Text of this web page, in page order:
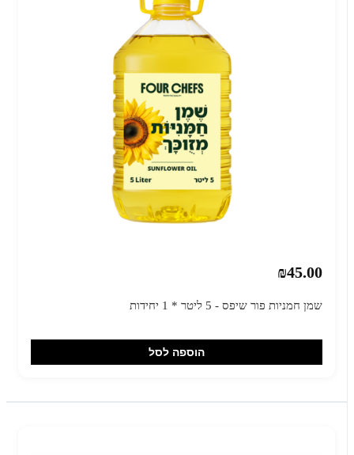
₪45.00
שמן חמניות פור שיפס - 5 ליטר * 1 יחידות
הוספה לסל